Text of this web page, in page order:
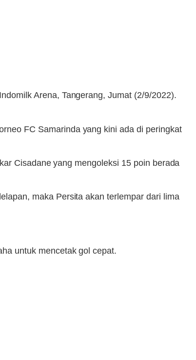
Arena, Tangerang, Jumat (2/9/2022).
FC Samarinda yang kini ada di peringkat
Cisadane yang mengoleksi 15 poin berada
maka Persita akan terlempar dari lima
untuk mencetak gol cepat.